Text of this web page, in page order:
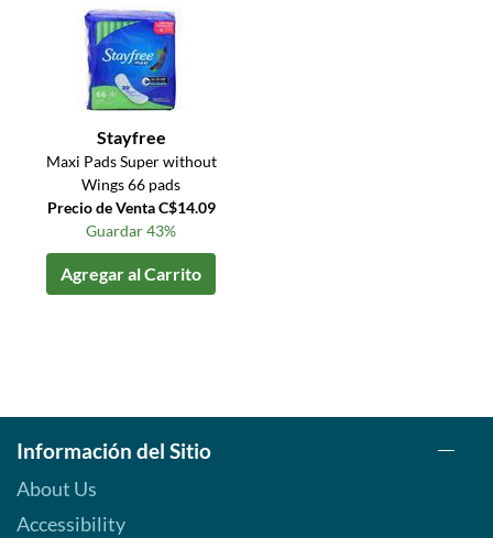
Stayfree
Maxi Pads Super without
Wings 66 pads
Precio de Venta C$14.09
Guardar 43%
Agregar al Carrito
Información del Sitio
About Us
Accessibility